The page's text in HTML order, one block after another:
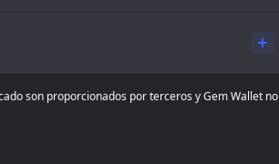
son proporcionados por terceros y Gem Wallet no